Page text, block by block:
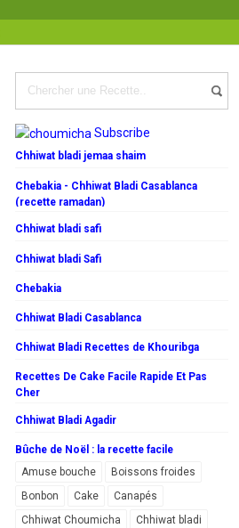
Subscribe
Chhiwat bladi jemaa shaim
Chebakia - Chhiwat Bladi Casablanca
(recette ramadan)
Chhiwat bladi safi
Chhiwat bladi Safi
Chebakia
Chhiwat Bladi Casablanca
Chhiwat Bladi Recettes de Khouribga
Recettes De Cake Facile Rapide Et Pas
Cher
Chhiwat Bladi Agadir
Bûche de Noël : la recette facile
Amuse bouche
Boissons froides
Bonbon
Cake
Canapés
Chhiwat Choumicha
Chhiwat bladi